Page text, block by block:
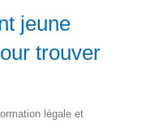
jeune
trouver
légale et